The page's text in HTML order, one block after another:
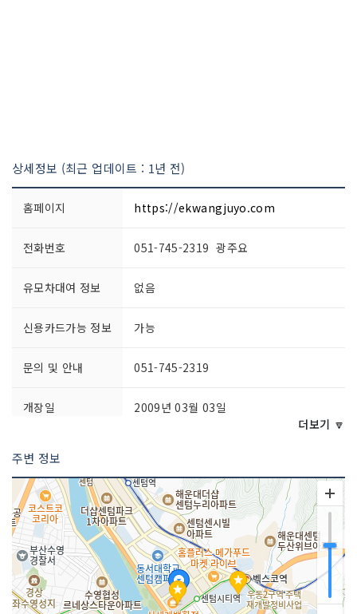
상세정보 (최근 업데이트 : 1년 전)
홈페이지 https://ekwangjuyo.com
전화번호 051-745-2319 광주요
유모차대여 정보 없음
신용카드가능 정보 가능
문의 및 안내 051-745-2319
개장일 2009년 03월 03일
주차시설 가능
쉬는날 연중무휴
화장실 설명 화장실 완비
더보기 🔽
주변 정보